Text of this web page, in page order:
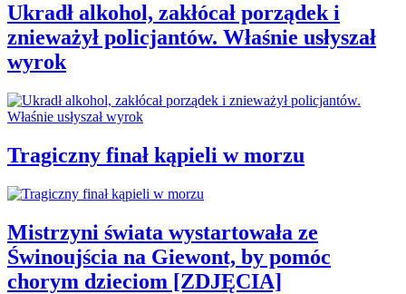
Ukradł alkohol, zakłócał porządek i
znieważył policjantów. Właśnie usłyszał
wyrok
Tragiczny finał kąpieli w morzu
Mistrzyni świata wystartowała ze
Świnoujścia na Giewont, by pomóc
chorym dzieciom [ZDJĘCIA]